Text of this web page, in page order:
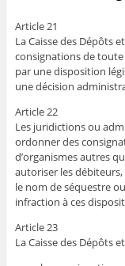
Article 21
La Caisse des Dépôts
consignations de
par une disposition
une décision
Article 22
Les juridictions ou
ordonner des
d’organismes autres
autoriser les débiteurs,
le nom de séquestre
infraction à ces
Article 23
La Caisse des Dépôts